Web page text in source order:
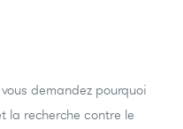
demandez pourquoi
la recherche contre le